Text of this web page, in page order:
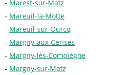
Marest-sur-Matz
Mareuil-la-Motte
Mareuil-sur-Ourcq
Margny-aux-Cerises
Margny-lès-Compiègne
Margny-sur-Matz